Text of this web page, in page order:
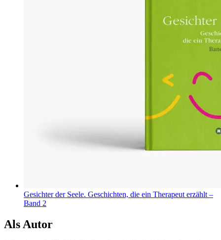
Gesichter der Seele. Geschichten, die ein Therapeut erzählt –
Band 2
Als Autor